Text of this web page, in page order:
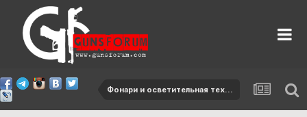
Фонари и осветительная техника